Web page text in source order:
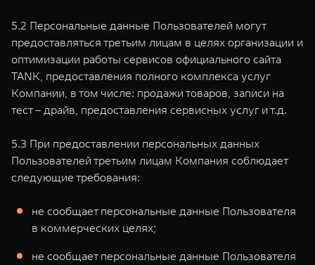
5.2 Персональные данные Пользователей могут
предоставляться третьим лицам в целях организации и
оптимизации работы сервисов официального сайта
TANK, предоставления полного комплекса услуг
Компании, в том числе: продажи товаров, записи на
тест – драйв, предоставления сервисных услуг и т.д.
5.3 При предоставлении персональных данных
Пользователей третьим лицам Компания соблюдает
следующие требования:
не сообщает персональные данные Пользователя
в коммерческих целях;
не сообщает персональные данные Пользователя